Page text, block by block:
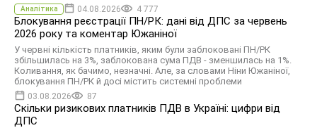
Аналітика 04.08.2026 4 777
Блокування реєстрації ПН/РК: дані від ДПС за червень
2026 року та коментар Южаніної
У червні кількість платників, яким були заблоковані ПН/РК
збільшилась на 3%, заблокована сума ПДВ - зменшилась на 1%.
Коливання, як бачимо, незначні. Але, за словами Ніни Южаніної,
блокування ПН/РК й досі містить системні проблеми
03.08.2026 87
Скільки ризикових платників ПДВ в Україні: цифри від
ДПС